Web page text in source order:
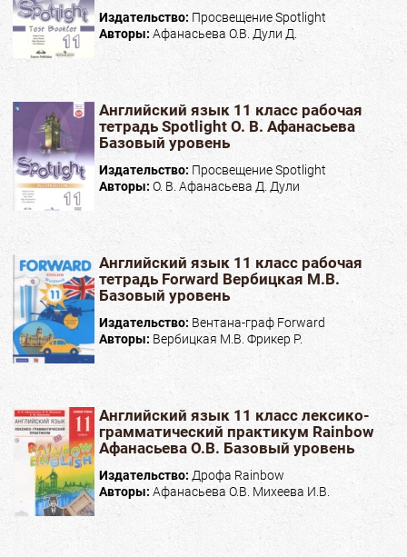
Издательство: Просвещение Spotlight
Авторы: Афанасьева О.В. Дули Д.
Английский язык 11 класс рабочая
тетрадь Spotlight О. В. Афанасьева
Базовый уровень
Издательство: Просвещение Spotlight
Авторы: О. В. Афанасьева Д. Дули
Английский язык 11 класс рабочая
тетрадь Forward Вербицкая М.В.
Базовый уровень
Издательство: Вентана-граф Forward
Авторы: Вербицкая М.В. Фрикер Р.
Английский язык 11 класс лексико-
грамматический практикум Rainbow
Афанасьева О.В. Базовый уровень
Издательство: Дрофа Rainbow
Авторы: Афанасьева О.В. Михеева И.В.